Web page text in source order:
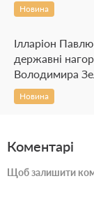
Новина
Ілларіон
державні
Володимира
Новина
Коментарі
Щоб залишити